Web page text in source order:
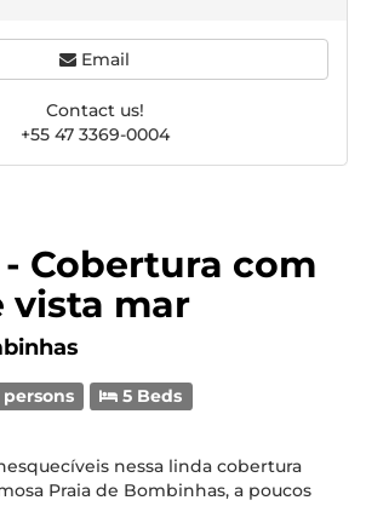
- Cobertura com
vista mar
persons
5 Beds
nessa linda cobertura
Praia de Bombinhas, a poucos
Email
Contact us!
+55 47 3369-0004